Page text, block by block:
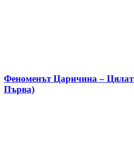
Феноменът Царичина –
Първа)